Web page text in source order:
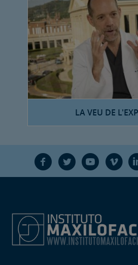
LA VEU DE
F T Y V